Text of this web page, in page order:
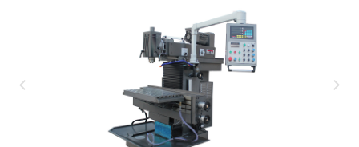
Подбор станка